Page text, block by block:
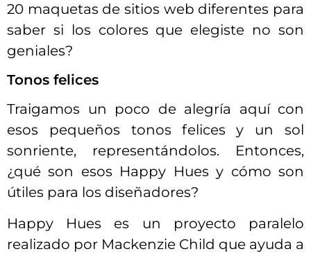
20 maquetas de sitios web diferentes para
saber si los colores que elegiste no son
geniales?
Tonos felices
Traigamos un poco de alegría aquí con
esos pequeños tonos felices y un sol
sonriente, representándolos. Entonces,
¿qué son esos Happy Hues y cómo son
útiles para los diseñadores?
Happy Hues es un proyecto paralelo
realizado por Mackenzie Child que ayuda a